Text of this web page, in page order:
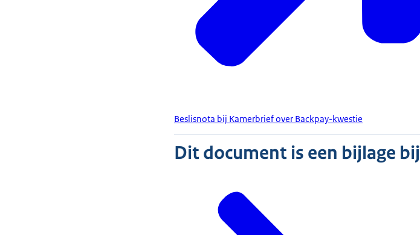
Beslisnota bij Kamerbrief over Backpay-kwestie
Dit document is een bijlage bij